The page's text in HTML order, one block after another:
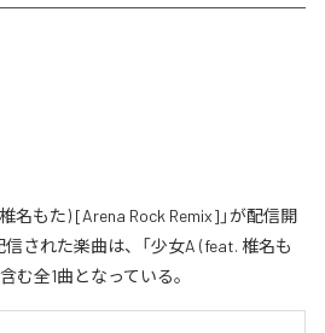
名もた) [Arena Rock Remix]」が配信開
された楽曲は、「少女A (feat. 椎名も
む全1曲となっている。